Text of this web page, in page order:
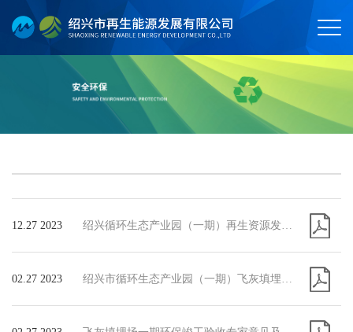
12.27 2023
02.27 2023